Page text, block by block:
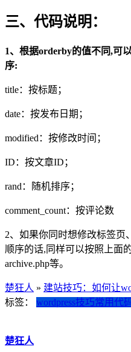
三、代码说明：
1、根据orderby的值不同,可
序:
title：按标题；
date：按发布日期；
modified：按修改时间；
ID：按文章ID；
rand：随机排序；
comment_count：按评论数
2、如果你同时想修改标签页
顺序的话,同样可以按照上面
archive.php等。
楚狂人 » 建站技巧：如何让
标签： wordpress技巧常用代
楚狂人